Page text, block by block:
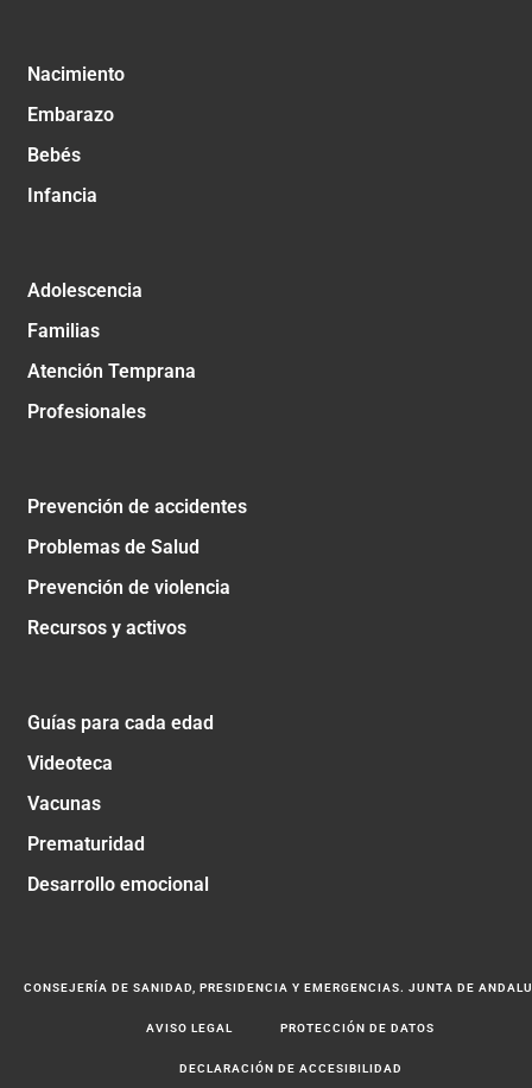
Nacimiento
Embarazo
Bebés
Infancia
Adolescencia
Familias
Atención Temprana
Profesionales
Prevención de accidentes
Problemas de Salud
Prevención de violencia
Recursos y activos
Guías para cada edad
Videoteca
Vacunas
Prematuridad
Desarrollo emocional
CONSEJERÍA DE SANIDAD, PRESIDENCIA Y EMERGENCIAS. JUNTA DE
AVISO LEGAL PROTECCIÓN DE DATOS
DECLARACIÓN DE ACCESIBILIDAD